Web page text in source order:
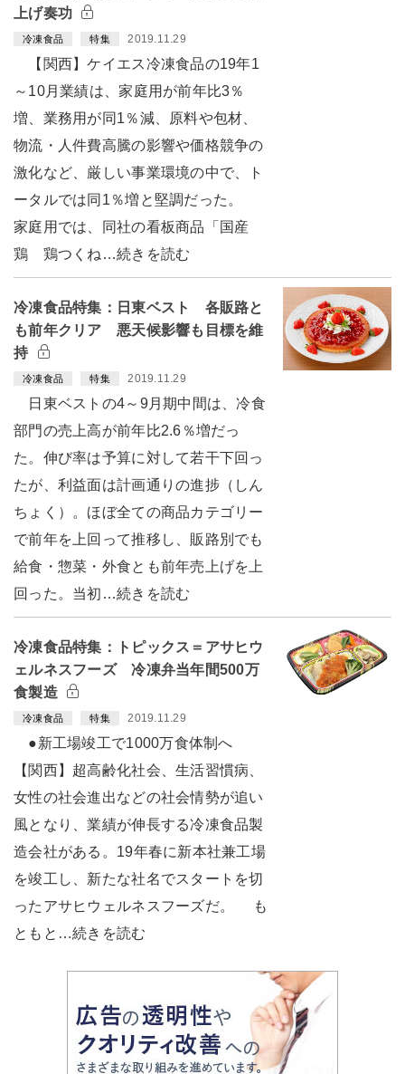
上げ奏功
冷凍食品 特集 2019.11.29
【関西】ケイエス冷凍食品の19年1
～10月業績は、家庭用が前年比3％
増、業務用が同1％減、原料や包材、
物流・人件費高騰の影響や価格競争の
激化など、厳しい事業環境の中で、ト
ータルでは同1％増と堅調だった。
家庭用では、同社の看板商品「国産
鶏 鶏つくね…続きを読む
冷凍食品特集：日東ベスト 各販路と
も前年クリア 悪天候影響も目標を維
持
冷凍食品 特集 2019.11.29
日東ベストの4～9月期中間は、冷食
部門の売上高が前年比2.6％増だっ
た。伸び率は予算に対して若干下回っ
たが、利益面は計画通りの進捗（しん
ちょく）。ほぼ全ての商品カテゴリー
で前年を上回って推移し、販路別でも
給食・惣菜・外食とも前年売上げを上
回った。当初…続きを読む
冷凍食品特集：トピックス＝アサヒウ
ェルネスフーズ 冷凍弁当年間500万
食製造
冷凍食品 特集 2019.11.29
●新工場竣工で1000万食体制へ
【関西】超高齢化社会、生活習慣病、
女性の社会進出などの社会情勢が追い
風となり、業績が伸長する冷凍食品製
造会社がある。19年春に新本社兼工場
を竣工し、新たな社名でスタートを切
ったアサヒウェルネスフーズだ。 も
ともと…続きを読む